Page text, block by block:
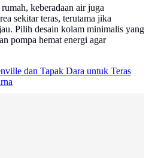
keberadaan air juga
sekitar teras, terutama jika
Pilih desain kolam minimalis yang
pompa hemat energi agar
dan Tapak Dara untuk Teras